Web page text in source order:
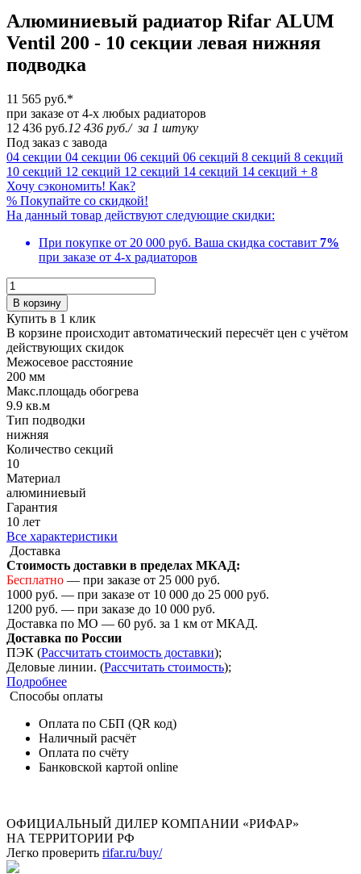
Алюминиевый радиатор Rifar ALUM
Ventil 200 - 10 секции левая нижняя
подводка
11 565 руб.*
при заказе от 4-х любых радиаторов
12 436 руб.12 436 руб./за 1 штуку
Под заказ с завода
04 секции 04 секции 06 секций 06 секций 8 секций 8 секций
10 секций 12 секций 12 секций 14 секций 14 секций + 8
Хочу сэкономить! Как?
% Покупайте со скидкой!
На данный товар действуют следующие скидки:
При покупке от 20 000 руб. Ваша скидка составит 7%
при заказе от 4-х радиаторов
В корзину
Купить в 1 клик
В корзине происходит автоматический пересчёт цен с учётом
действующих скидок
Межосевое расстояние
200 мм
Макс.площадь обогрева
9.9 кв.м
Тип подводки
нижняя
Количество cекций
10
Материал
алюминиевый
Гарантия
10 лет
Все характеристики
Доставка
Стоимость доставки в пределах МКАД:
Бесплатно — при заказе от 25 000 руб.
1000 руб. — при заказе от 10 000 до 25 000 руб.
1200 руб. — при заказе до 10 000 руб.
Доставка по МО — 60 руб. за 1 км от МКАД.
Доставка по России
ПЭК (Рассчитать стоимость доставки);
Деловые линии. (Рассчитать стоимость);
Подробнее
Способы оплаты
Оплата по СБП (QR код)
Наличный расчёт
Оплата по счёту
Банковской картой online
ОФИЦИАЛЬНЫЙ ДИЛЕР КОМПАНИИ «РИФАР»
НА ТЕРРИТОРИИ РФ
Легко проверить rifar.ru/buy/